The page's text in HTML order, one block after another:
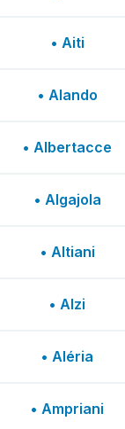
• Aiti
• Alando
• Albertacce
• Algajola
• Altiani
• Alzi
• Aléria
• Ampriani